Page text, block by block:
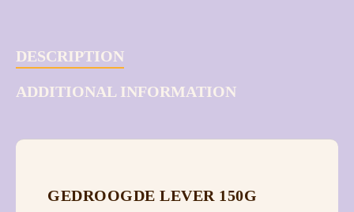
DESCRIPTION
ADDITIONAL INFORMATION
GEDROOGDE LEVER 150G